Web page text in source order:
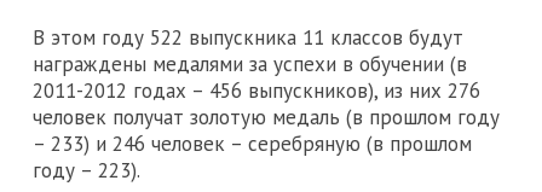
В этом году 522 выпускника 11 классов будут
награждены медалями за успехи в обучении (в
2011-2012 годах – 456 выпускников), из них 276
человек получат золотую медаль (в прошлом году
– 233) и 246 человек – серебряную (в прошлом
году – 223).